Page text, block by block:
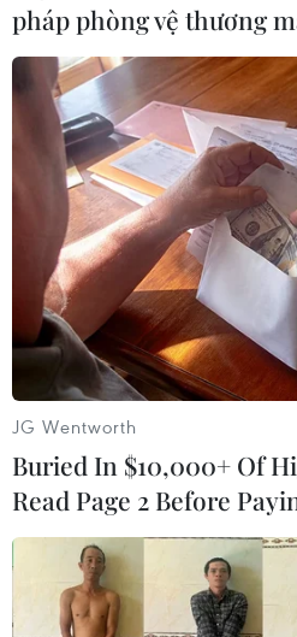
Theo nghệ sĩ ưu tú Vũ
Liên đoàn xiếc Việt
“Xứ sở phù thủy và
các em thiếu nhi đến
tiên, lung linh, huyền
xiếc đặc sắc như xiếc
thăng bằng trên
màn ảo thuật ly kỳ, hấp
Chương trình sẽ được ra
28/5/2011 cho đến 1/6/
ương./.
pháp phòng vệ thương
JG Wentworth
Buried In $10,000+ Of
Read Page 2 Before